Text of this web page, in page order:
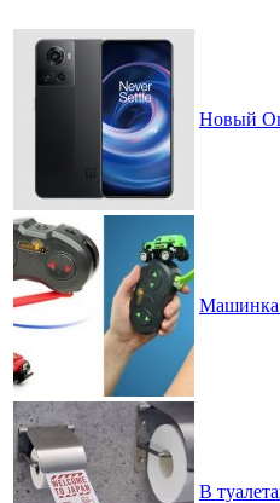
Новый
Машинка
В